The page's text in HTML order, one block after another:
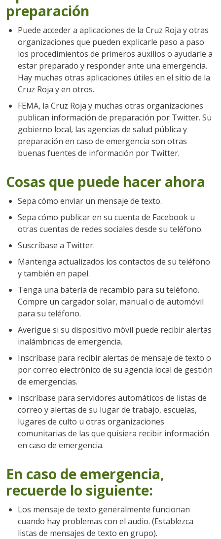
preparación
Puede acceder a aplicaciones de la Cruz Roja y otras
organizaciones que pueden explicarle paso a paso
los procedimientos de primeros auxilios o ayudarle a
estar preparado y responder ante una emergencia.
Hay muchas otras aplicaciones útiles en el sitio de la
Cruz Roja y en otros.
FEMA, la Cruz Roja y muchas otras organizaciones
publican información de preparación por Twitter. Su
gobierno local, las agencias de salud pública y
preparación en caso de emergencia son otras
buenas fuentes de información por Twitter.
Cosas que puede hacer ahora
Sepa cómo enviar un mensaje de texto.
Sepa cómo publicar en su cuenta de Facebook u
otras cuentas de redes sociales desde su teléfono.
Suscríbase a Twitter.
Mantenga actualizados los contactos de su teléfono
y también en papel.
Tenga una batería de recambio para su teléfono.
Compre un cargador solar, manual o de automóvil
para su teléfono.
Averigüe si su dispositivo móvil puede recibir alertas
inalámbricas de emergencia.
Inscríbase para recibir alertas de mensaje de texto o
por correo electrónico de su agencia local de gestión
de emergencias.
Inscríbase para servidores automáticos de listas de
correo y alertas de su lugar de trabajo, escuelas,
lugares de culto u otras organizaciones
comunitarias de las que quisiera recibir información
en caso de emergencia.
En caso de emergencia,
recuerde lo siguiente:
Los mensaje de texto generalmente funcionan
cuando hay problemas con el audio. (Establezca
listas de mensajes de texto en grupo).